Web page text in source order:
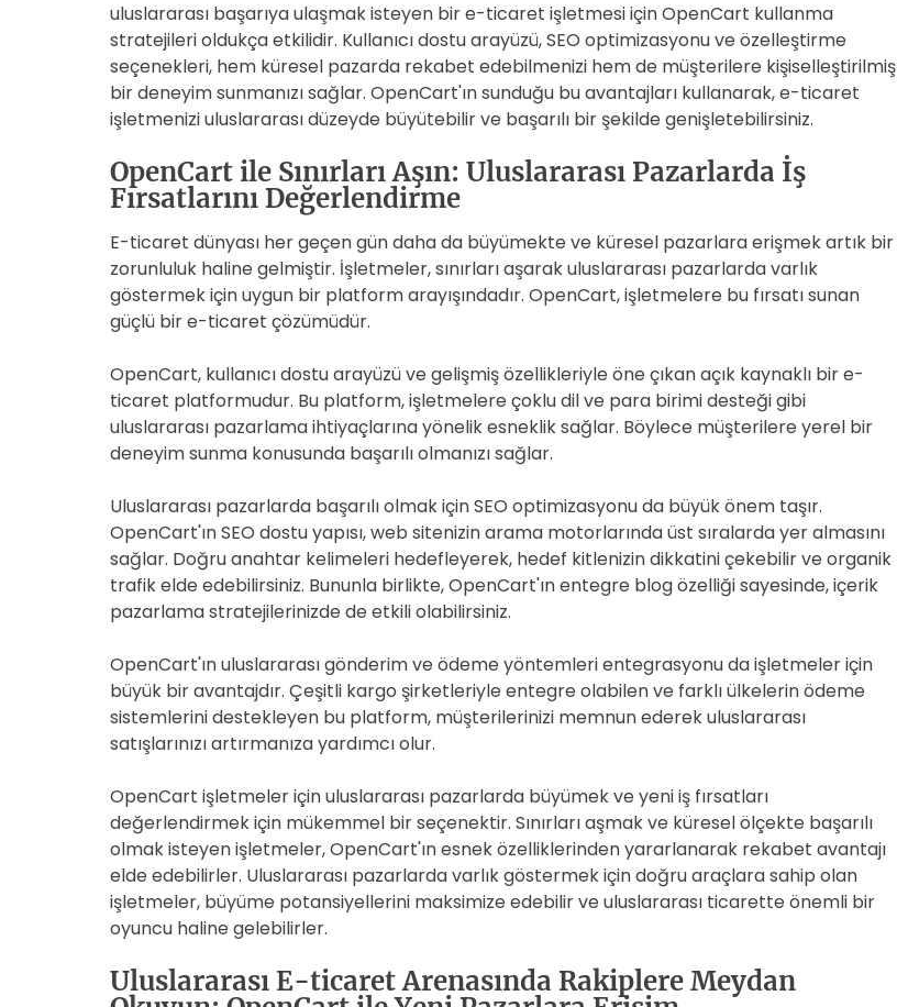
uluslararası başarıya ulaşmak isteyen bir e-ticaret işletmesi için OpenCart kullanma
stratejileri oldukça etkilidir. Kullanıcı dostu arayüzü, SEO optimizasyonu ve özelleştirme
seçenekleri, hem küresel pazarda rekabet edebilmenizi hem de müşterilere kişiselleştirilmiş
bir deneyim sunmanızı sağlar. OpenCart'ın sunduğu bu avantajları kullanarak, e-ticaret
işletmenizi uluslararası düzeyde büyütebilir ve başarılı bir şekilde genişletebilirsiniz.
OpenCart ile Sınırları Aşın: Uluslararası Pazarlarda İş
Fırsatlarını Değerlendirme
E-ticaret dünyası her geçen gün daha da büyümekte ve küresel pazarlara erişmek artık bir
zorunluluk haline gelmiştir. İşletmeler, sınırları aşarak uluslararası pazarlarda varlık
göstermek için uygun bir platform arayışındadır. OpenCart, işletmelere bu fırsatı sunan
güçlü bir e-ticaret çözümüdür.
OpenCart, kullanıcı dostu arayüzü ve gelişmiş özellikleriyle öne çıkan açık kaynaklı bir e-
ticaret platformudur. Bu platform, işletmelere çoklu dil ve para birimi desteği gibi
uluslararası pazarlama ihtiyaçlarına yönelik esneklik sağlar. Böylece müşterilere yerel bir
deneyim sunma konusunda başarılı olmanızı sağlar.
Uluslararası pazarlarda başarılı olmak için SEO optimizasyonu da büyük önem taşır.
OpenCart'ın SEO dostu yapısı, web sitenizin arama motorlarında üst sıralarda yer almasını
sağlar. Doğru anahtar kelimeleri hedefleyerek, hedef kitlenizin dikkatini çekebilir ve organik
trafik elde edebilirsiniz. Bununla birlikte, OpenCart'ın entegre blog özelliği sayesinde, içerik
pazarlama stratejilerinizde de etkili olabilirsiniz.
OpenCart'ın uluslararası gönderim ve ödeme yöntemleri entegrasyonu da işletmeler için
büyük bir avantajdır. Çeşitli kargo şirketleriyle entegre olabilen ve farklı ülkelerin ödeme
sistemlerini destekleyen bu platform, müşterilerinizi memnun ederek uluslararası
satışlarınızı artırmanıza yardımcı olur.
OpenCart işletmeler için uluslararası pazarlarda büyümek ve yeni iş fırsatları
değerlendirmek için mükemmel bir seçenektir. Sınırları aşmak ve küresel ölçekte başarılı
olmak isteyen işletmeler, OpenCart'ın esnek özelliklerinden yararlanarak rekabet avantajı
elde edebilirler. Uluslararası pazarlarda varlık göstermek için doğru araçlara sahip olan
işletmeler, büyüme potansiyellerini maksimize edebilir ve uluslararası ticarette önemli bir
oyuncu haline gelebilirler.
Uluslararası E-ticaret Arenasında Rakiplere Meydan